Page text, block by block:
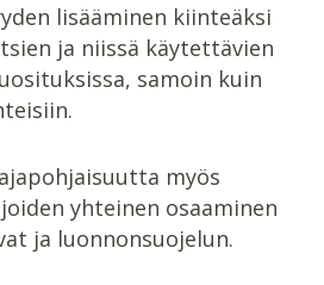
lisääminen kiinteäksi
ja niissä käytettävien
samoin kuin
myös
yhteinen osaaminen
ja luonnonsuojelun.